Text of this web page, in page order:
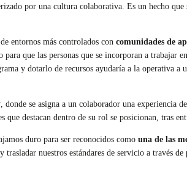
por una cultura colaborativa. Es un hecho
entornos más controlados con comunidades de
para que las personas que se incorporan a
y dotarlo de recursos ayudaría a la operativa a
, donde se asigna a un colaborador una
que destacan dentro de su rol se posicionan, tras
duro para ser reconocidos como una de las
nuestros estándares de servicio a través